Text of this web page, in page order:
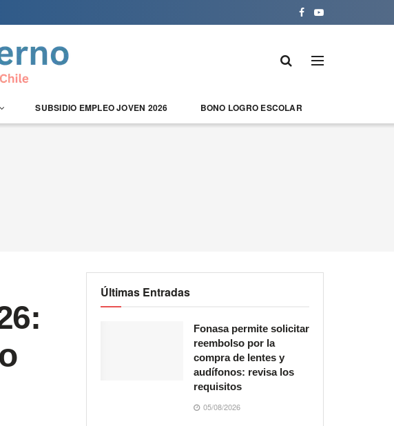
SUBSIDIO EMPLEO JOVEN 2026 BONO LOGRO ESCOLAR
Últimas Entradas
Fonasa permite solicitar
reembolso por la
compra de lentes y
audífonos: revisa los
requisitos
05/08/2026